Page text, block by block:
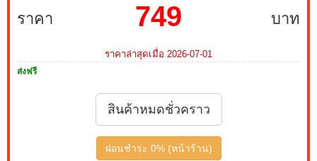
ราคา บาท
749
ราคาล่าสุดเมื่อ 2026-07-01
ส่งฟรี
สินค้าหมดชั่วคราว
ผ่อนชำระ 0% (หน้าร้าน)